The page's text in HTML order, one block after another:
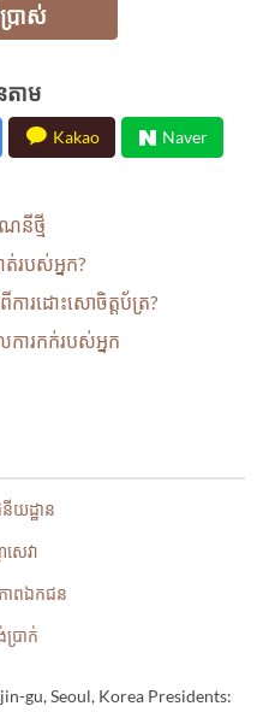
រាស់
ាម
Kakao Naver
នីថ្មី
ត់​របស់អ្នក?
ារដោះសោ​ចិត្តប័ត្រ?
ារកក់របស់អ្នក
យដ្ឋាន
េវា
ពឯកជន
រាក់
gu, Seoul, Korea Presidents: